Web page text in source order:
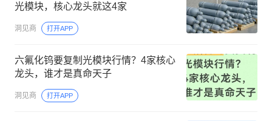
光模块，核心龙头就这4家​​
洞见商 打开APP
六氟化钨要复制光模块行情？4家核心
龙头，谁才是真命天子
洞见商 打开APP